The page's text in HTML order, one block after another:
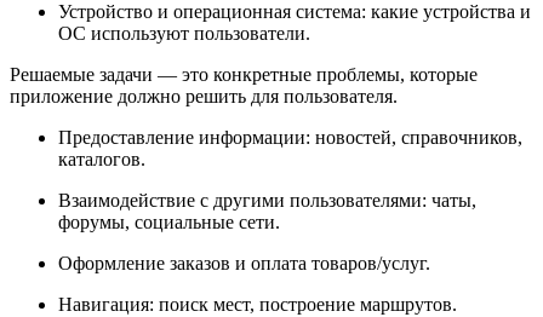
Устройство и операционная система: какие устройства и
ОС используют пользователи.
Решаемые задачи — это конкретные проблемы, которые
приложение должно решить для пользователя.
Предоставление информации: новостей, справочников,
каталогов.
Взаимодействие с другими пользователями: чаты,
форумы, социальные сети.
Оформление заказов и оплата товаров/услуг.
Навигация: поиск мест, построение маршрутов.